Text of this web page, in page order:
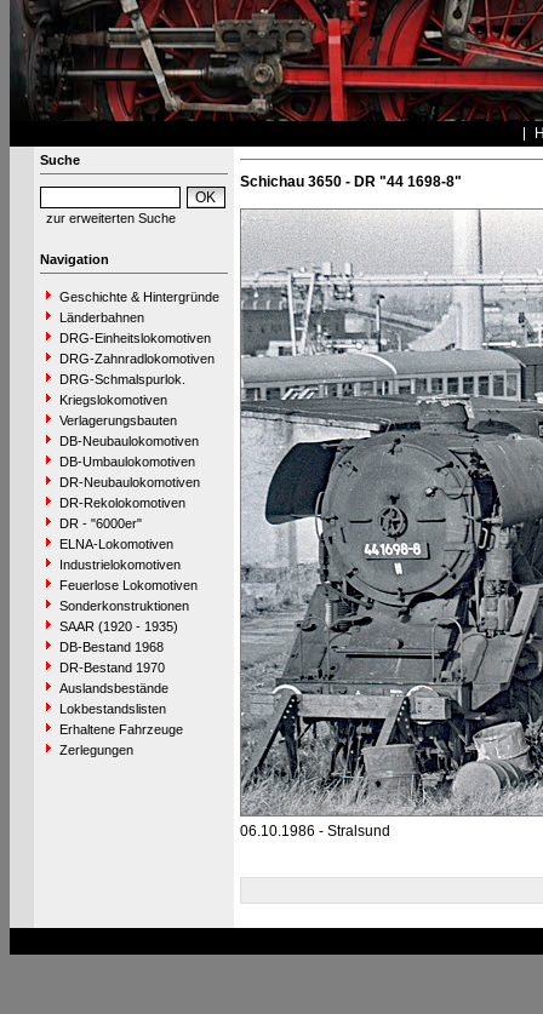
Suche
zur erweiterten Suche
Navigation
Geschichte & Hintergründe
Länderbahnen
DRG-Einheitslokomotiven
DRG-Zahnradlokomotiven
DRG-Schmalspurlok.
Kriegslokomotiven
Verlagerungsbauten
DB-Neubaulokomotiven
DB-Umbaulokomotiven
DR-Neubaulokomotiven
DR-Rekolokomotiven
DR - "6000er"
ELNA-Lokomotiven
Industrielokomotiven
Feuerlose Lokomotiven
Sonderkonstruktionen
SAAR (1920 - 1935)
DB-Bestand 1968
DR-Bestand 1970
Auslandsbestände
Lokbestandslisten
Erhaltene Fahrzeuge
Zerlegungen
Schichau 3650 - DR "44 1698-8"
06.10.1986 - Stralsund